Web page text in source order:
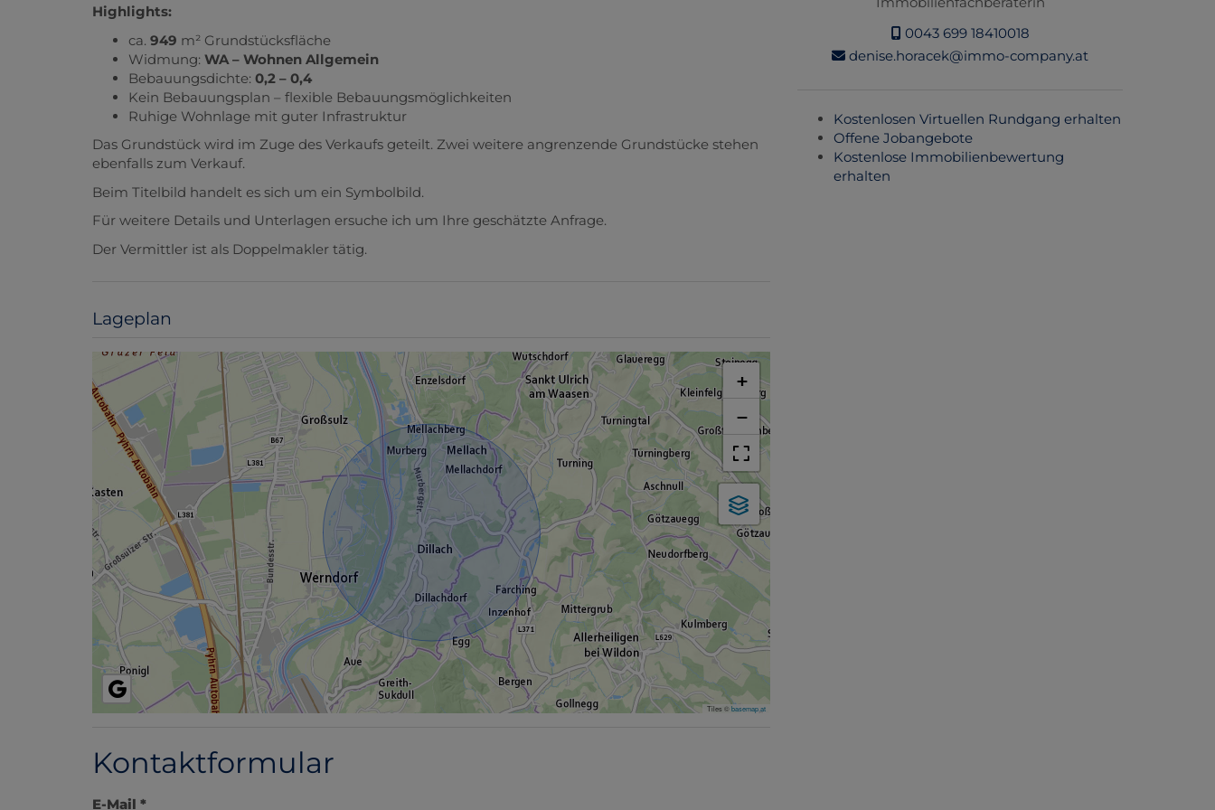
Highlights:
ca. 949 m² Grundstücksfläche
Widmung: WA – Wohnen Allgemein
Bebauungsdichte: 0,2 – 0,4
Kein Bebauungsplan – flexible Bebauungsmöglichkeiten
Ruhige Wohnlage mit guter Infrastruktur
Das Grundstück wird im Zuge des Verkaufs geteilt. Zwei weitere angrenzende Grundstücke stehen
ebenfalls zum Verkauf.
Beim Titelbild handelt es sich um ein Symbolbild.
Für weitere Details und Unterlagen ersuche ich um Ihre geschätzte Anfrage.
Der Vermittler ist als Doppelmakler tätig.
Lageplan
+
−
Tiles ©basemap.at
Kontaktformular
E-Mail
0043 699 18410018
denise.horacek@immo-company.at
Kostenlosen Virtuellen Rundgang erhalten
Offene Jobangebote
Kostenlose Immobilienbewertung
erhalten